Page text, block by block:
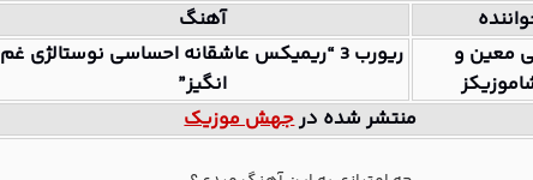
آهنگ
معین و
ریورب 3 “ریمیکس عاشقانه احساسی نوستالژی غم
انگیز”
منتشر شده درجهش موزیک